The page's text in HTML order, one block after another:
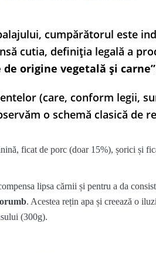
cumpărătorul este
cutia, definiția legală a
origine vegetală și carne”
(care, conform legii,
o schemă clasică de
ficat de porc (doar 15%), șorici și
lipsa cărnii și pentru a da
. Acestea rețin apa și creează o
(300g).